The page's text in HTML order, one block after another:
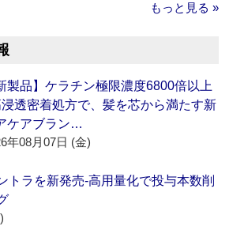
もっと見る »
製品】ケラチン極限濃度6800倍以上
透密着処方で、髪を芯から満たす新
ケアブラン…
年08月07日 (金)
トラを新発売‐高用量化で投与本数削